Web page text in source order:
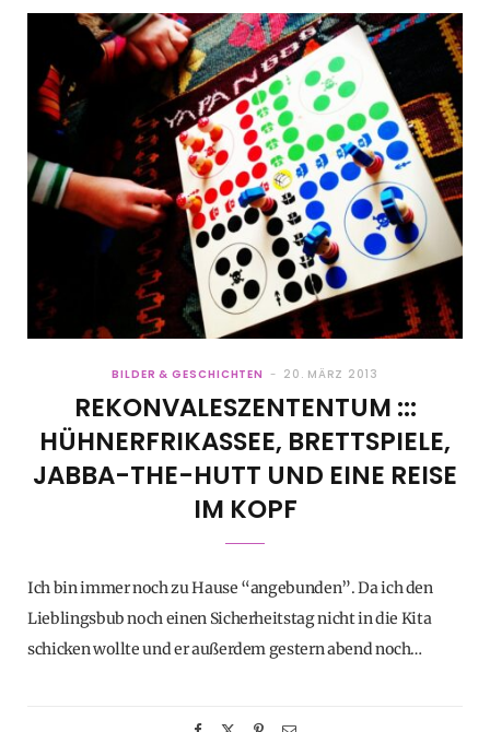
BILDER & GESCHICHTEN 20. MÄRZ 2013
REKONVALESZENTENTUM :::
HÜHNERFRIKASSEE, BRETTSPIELE,
JABBA-THE-HUTT UND EINE REISE
IM KOPF
Ich bin immer noch zu Hause “angebunden”. Da ich den
Lieblingsbub noch einen Sicherheitstag nicht in die Kita
schicken wollte und er außerdem gestern abend noch…